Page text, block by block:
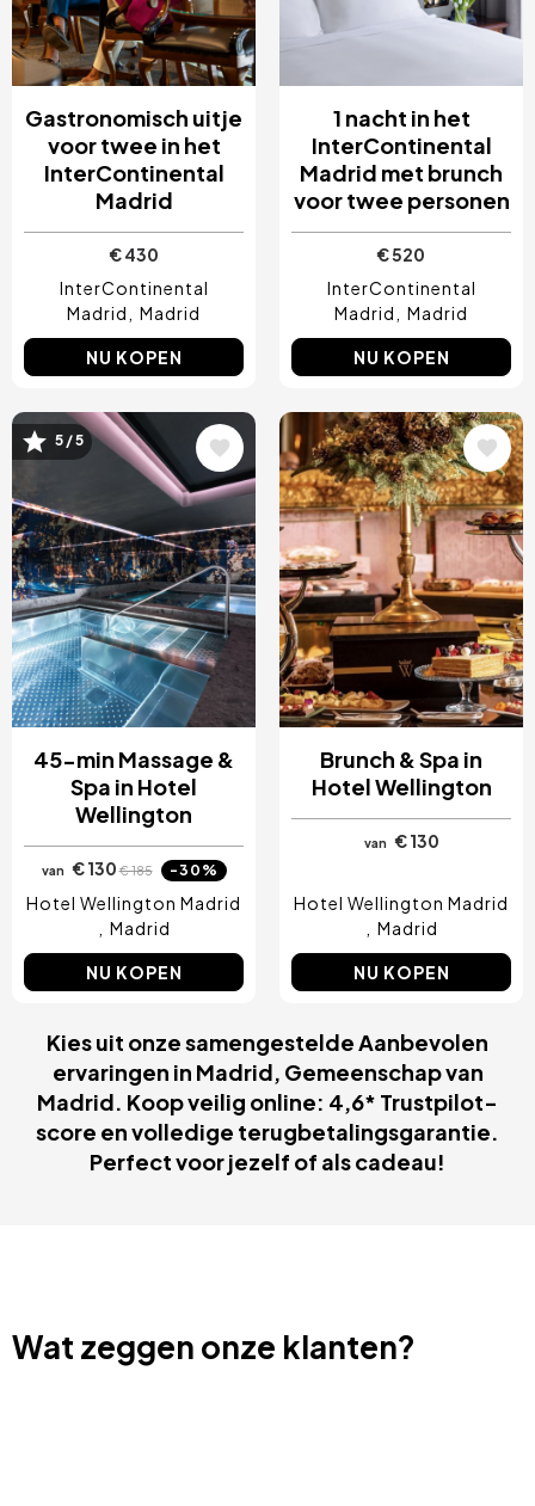
Gastronomisch uitje
voor twee in het
InterContinental
Madrid
€ 430
InterContinental
Madrid
Madrid
NU KOPEN
1 nacht in het
InterContinental
Madrid met brunch
voor twee personen
€ 520
InterContinental
Madrid
Madrid
NU KOPEN
Afbeelding
5 / 5
45-min Massage &
Spa in Hotel
Wellington
van € 130€ 185 -30%
Hotel Wellington Madrid
Madrid
NU KOPEN
Afbeelding
Brunch & Spa in
Hotel Wellington
van € 130
Hotel Wellington Madrid
Madrid
NU KOPEN
Kies uit onze samengestelde Aanbevolen
ervaringen in Madrid, Gemeenschap van
Madrid. Koop veilig online: 4,6* Trustpilot-
score en volledige terugbetalingsgarantie.
Perfect voor jezelf of als cadeau!
Wat zeggen onze klanten?